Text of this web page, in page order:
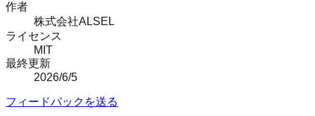
作者
株式会社ALSEL
ライセンス
MIT
最終更新
2026/6/5
フィードバックを送る